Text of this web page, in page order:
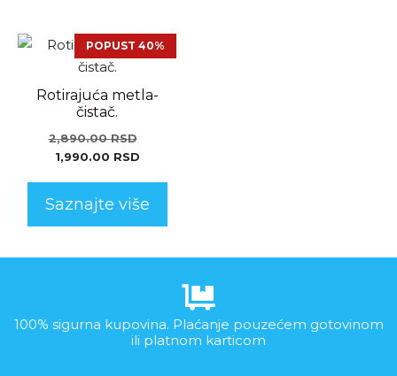
POPUST 40%
Rotirajuća metla-
čistač.
2,890.00RSD
1,990.00 RSD
Saznajte više
100% sigurna kupovina. Plaćanje pouzećem gotovinom
ili platnom karticom